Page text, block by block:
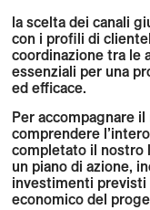
la scelta dei canali
con i profili di
coordinazione tra le
essenziali per una
ed efficace.
Per accompagnare
comprendere
completato il nostro
un piano di azione,
investimenti previsti
economico del